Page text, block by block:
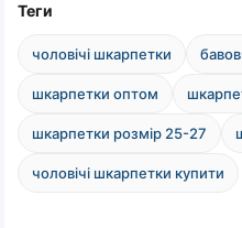
Теги
чоловічі шкарпетки
шкарпетки оптом
шкарпетки розмір 25-27
чоловічі шкарпетки купити